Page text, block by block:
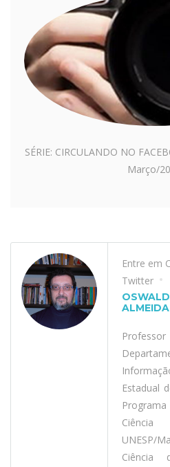
SÉRIE: CIRCULANDO NO
Março/
Entre em
Twitter
Estadual
UNESP/
Ciência